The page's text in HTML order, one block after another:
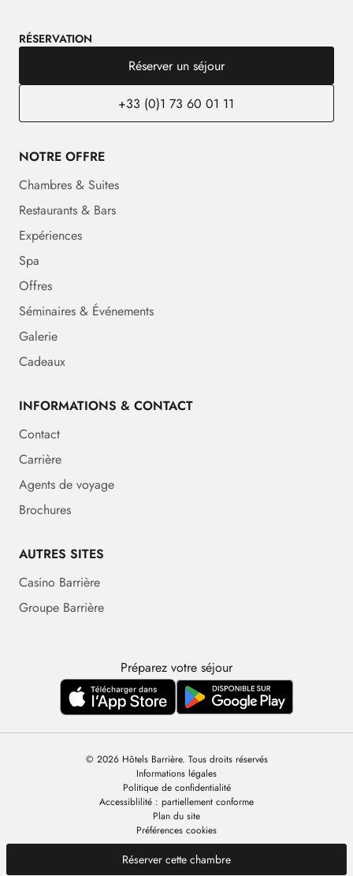
Réserver cette chambre
RÉSERVATION
Réserver un séjour
+33 (0)1 73 60 01 11
NOTRE OFFRE
Chambres & Suites
Restaurants & Bars
Expériences
Spa
Offres
Séminaires & Événements
Galerie
Cadeaux
INFORMATIONS & CONTACT
Contact
Carrière
Agents de voyage
Brochures
AUTRES SITES
Casino Barrière
Groupe Barrière
Préparez votre séjour
© 2026 Hôtels Barrière. Tous droits réservés
Informations légales
Politique de confidentialité
Accessiblilité : partiellement conforme
Plan du site
Préférences cookies